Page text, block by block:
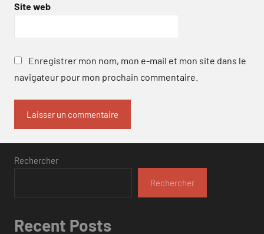
Site web
Enregistrer mon nom, mon e-mail et mon site dans le
navigateur pour mon prochain commentaire.
Rechercher
Rechercher
Recent Posts